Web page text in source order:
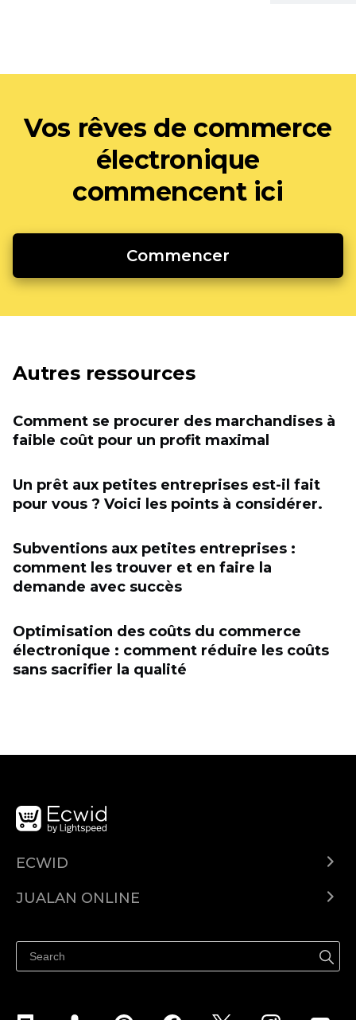
Vos rêves de commerce
électronique
commencent ici
Commencer
Autres ressources
Comment se procurer des marchandises à
faible coût pour un profit maximal
Un prêt aux petites entreprises est-il fait
pour vous ? Voici les points à considérer.
Subventions aux petites entreprises :
comment les trouver et en faire la
demande avec succès
Optimisation des coûts du commerce
électronique : comment réduire les coûts
sans sacrifier la qualité
ECWID
Pusat Bantuan
JUALAN ONLINE
Jualan di Facebook